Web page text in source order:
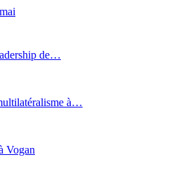
de…
à…
Vogan